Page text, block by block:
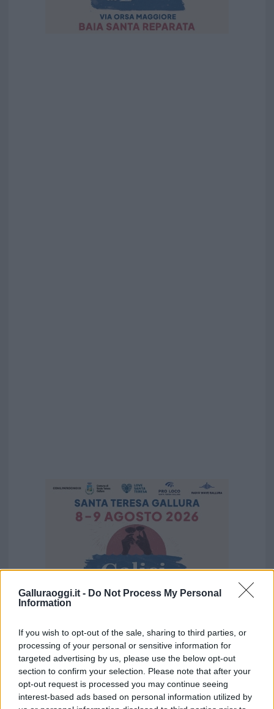
Galluraoggi.it - Do Not Process My Personal
Information
If you wish to opt-out of the sale, sharing to third parties, or
processing of your personal or sensitive information for
targeted advertising by us, please use the below opt-out
section to confirm your selection. Please note that after your
opt-out request is processed you may continue seeing
interest-based ads based on personal information utilized by
Vuoi rimuovere le pubblicità nazionali?
Puoi abbonarti asoli € 1,10 al mese